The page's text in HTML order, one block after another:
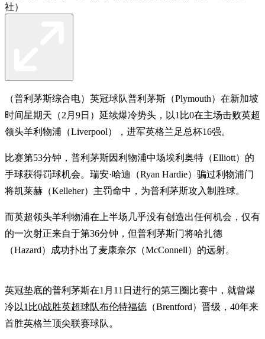
社）
（普利茅斯综合电）英冠球队普利茅斯（Plymouth）在新加坡
时间星期天（2月9日）延续爆冷势头，以1比0在主场击败英超
领头羊利物浦（Liverpool），进军英格兰足总杯16强。
比赛第53分钟，普利茅斯因利物浦中场埃利奥特（Elliott）的
手球获得罚球机会。瑞安·哈迪（Ryan Hardie）骗过利物浦门
将凯莱赫（Kelleher）主罚命中，为普利茅斯攻入制胜球。
而英超领头羊利物浦在上半场几乎没有创造出任何机会，仅有
的一次射正来自于第36分钟，但普利茅斯门将哈扎德
（Hazard）成功扑出了麦康奈尔（McConnell）的远射。
英冠垫底的普利茅斯在1月11日进行的第三圈比赛中，就曾爆
冷以1比0战胜英超球队布伦特福德 （Brentford）晋级，40年来
首胜英格兰顶尖联赛球队。